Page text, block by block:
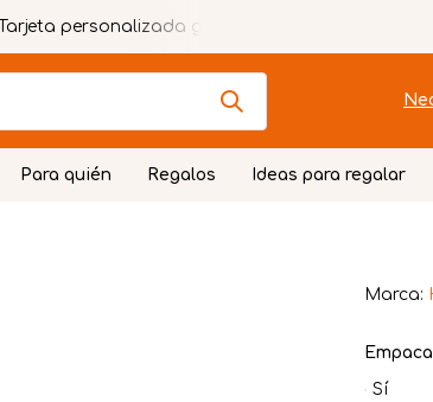
Tarjeta personalizada gratuita
Para quién Regalos Ideas para regalar
Marca:
Sí